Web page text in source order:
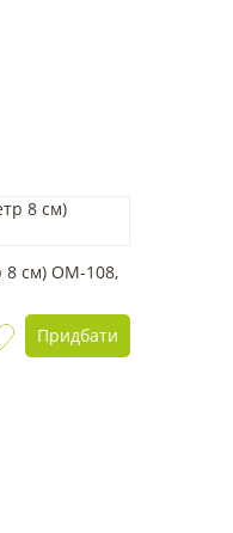
8 см) OМ-108,
Придбати